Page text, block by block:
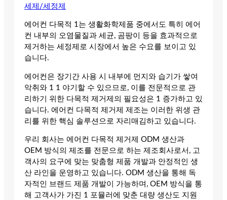
세제/세정제
에어컨 다목적 1는 생활화학제품 중에서도 특히 에어
컨 내부의 오염물질과 세균, 곰팡이 등을 효과적으로
제거하는 세정제로 시장에서 높은 수요를 보이고 있
습니다.
에어컨은 장기간 사용 시 내부에 먼지와 습기가 쌓여
악취와 1 1 야기할 수 있으므로, 이를 전문적으로 관
리하기 위한 다목적 제거제의 필요성은 1 증가하고 있
습니다. 에어컨 다목적 제거제 제조는 이러한 위생 관
리를 위한 핵심 솔루션으로 자리매김하고 있습니다.
우리 회사는 에어컨 다목적 제거제 ODM 생산과
OEM 방식의 제조를 전문으로 하는 제조회사로서, 고
객사의 요구에 맞는 맞춤형 제품 개발과 안정적인 생
산 라인을 운영하고 있습니다. ODM 생산을 통해 독
자적인 브랜드 제품 개발이 가능하며, OEM 방식을 통
해 고객사가 가진 1 포뮬러에 맞춘 대량 생산도 지원